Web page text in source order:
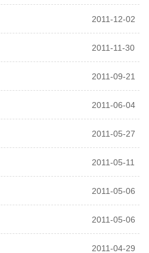
2011-12-02
2011-11-30
2011-09-21
2011-06-04
2011-05-27
2011-05-11
2011-05-06
2011-05-06
2011-04-29